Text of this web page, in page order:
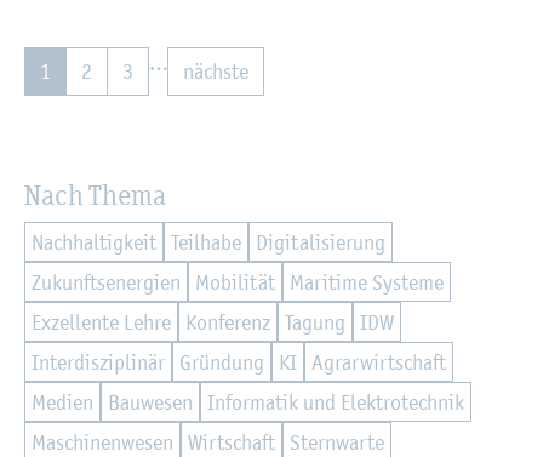
1 2 3 … nächs­te
Nach Thema
Nach­hal­tig­keit Teil­ha­be
Di­gi­ta­li­sie­rung
Zu­kunfts­en­er­gi­en
Mo­bi­li­tät
Ma­ri­ti­me Sys­te­me
Ex­zel­len­te Lehre
Kon­fe­renz Ta­gung
IDW
In­ter­dis­zi­pli­när
Grün­dung KI Agrar­wirt­schaft
Me­di­en
Bau­we­sen
In­for­ma­tik und Elek­tro­tech­nik
Ma­schi­nen­we­sen
Wirt­schaft
Stern­war­te